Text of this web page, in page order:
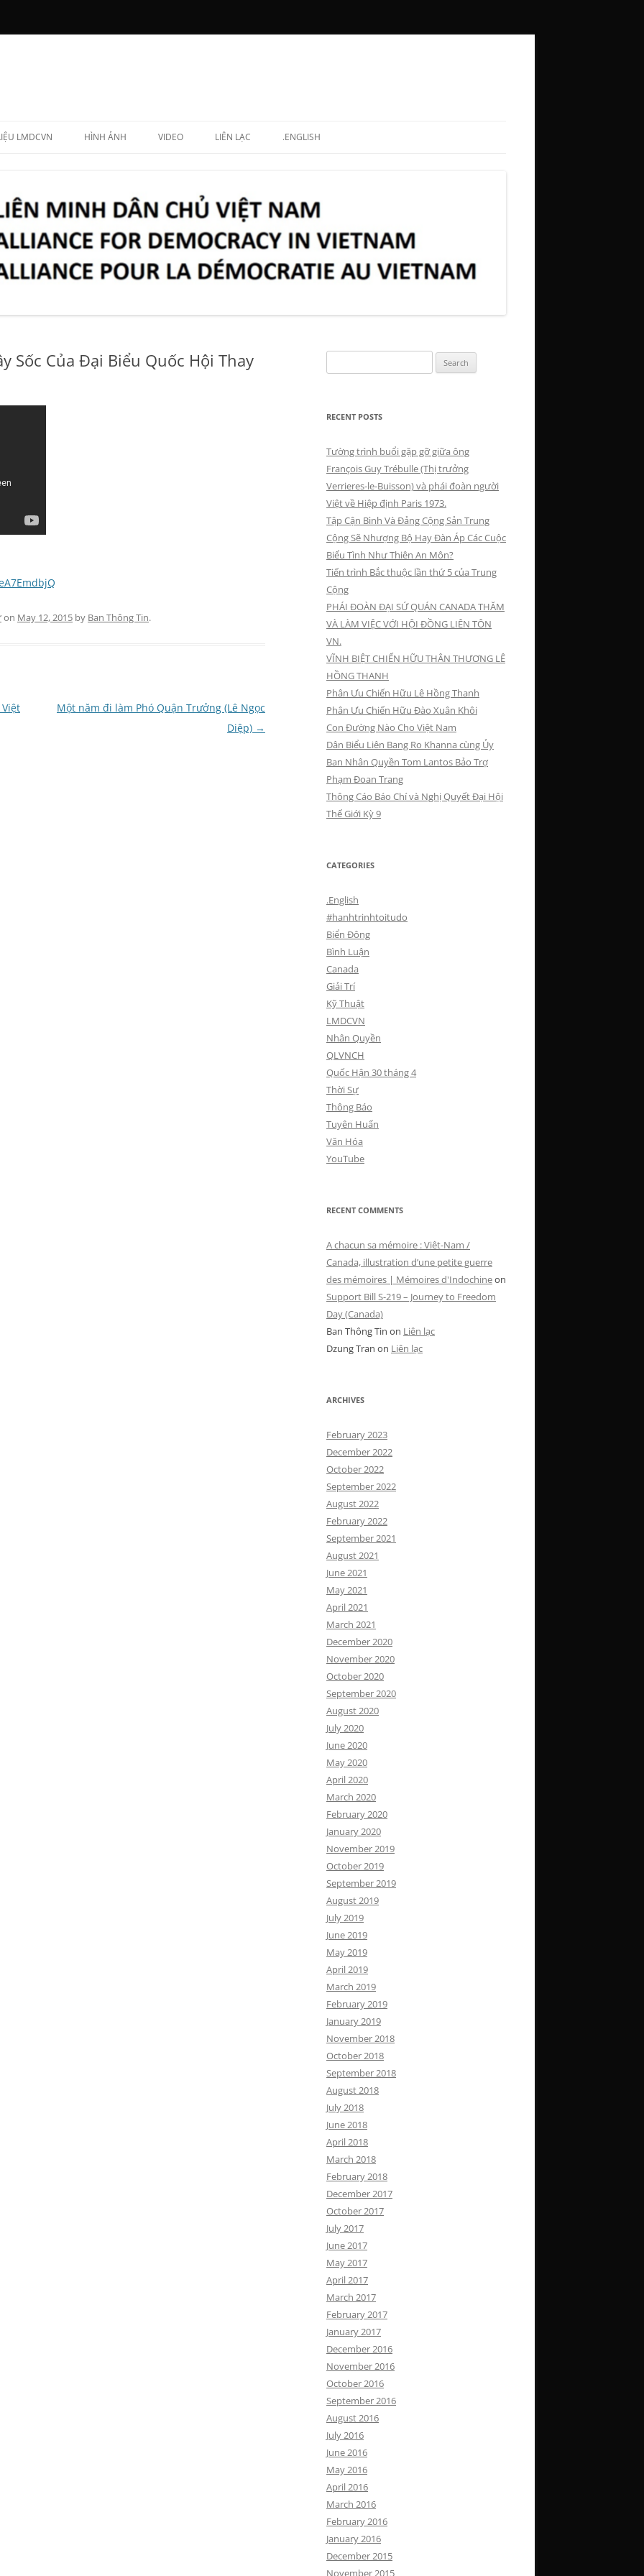
LMDCVN
LẬP VIÊN
HÌNH ẢNH VIDEO LIÊN LẠC .ENGLISH
Sốc Của Đại Biểu Quốc Hội Thay
on May 12, 2015 by Ban Thông Tin.
Một năm đi làm Phó Quận Trưởng (Lê Ngọc
Diệp) →
for:
RECENT POSTS
Tường trình buổi gặp gỡ giữa ông
François Guy Trébulle (Thị trưởng
Verrieres-le-Buisson) và phái đoàn người
Việt về Hiệp định Paris 1973.
Tập Cận Bình Và Đảng Cộng Sản Trung
Cộng Sẽ Nhượng Bộ Hay Đàn Áp Các Cuộc
Biểu Tình Như Thiên An Môn?
Tiến trình Bắc thuộc lần thứ 5 của Trung
Cộng
PHÁI ĐOÀN ĐẠI SỨ QUÁN CANADA THĂM
VÀ LÀM VIỆC VỚI HỘI ĐỒNG LIÊN TÔN
VN.
VĨNH BIỆT CHIẾN HỮU THÂN THƯƠNG LÊ
HỒNG THANH
Phân Ưu Chiến Hữu Lê Hồng Thanh
Phân Ưu Chiến Hữu Đào Xuân Khôi
Con Đường Nào Cho Việt Nam
Dân Biểu Liên Bang Ro Khanna cùng Ủy
Ban Nhân Quyền Tom Lantos Bảo Trợ
Phạm Đoan Trang
Thông Cáo Báo Chí và Nghị Quyết Đại Hội
Thế Giới Kỳ 9
CATEGORIES
.English
#hanhtrinhtoitudo
Biển Đông
Bình Luận
Canada
Giải Trí
Kỹ Thuật
LMDCVN
Nhân Quyền
QLVNCH
Quốc Hận 30 tháng 4
Thời Sự
Thông Báo
Tuyên Huấn
Văn Hóa
YouTube
RECENT COMMENTS
A chacun sa mémoire : Viêt-Nam /
Canada, illustration d’une petite guerre
des mémoires | Mémoires d'Indochineon
Support Bill S-219 – Journey to Freedom
Day (Canada)
Ban Thông Tin on Liên lạc
Dzung Tran on Liên lạc
ARCHIVES
February 2023
December 2022
October 2022
September 2022
August 2022
February 2022
September 2021
August 2021
June 2021
May 2021
April 2021
March 2021
December 2020
November 2020
October 2020
September 2020
August 2020
July 2020
June 2020
May 2020
April 2020
March 2020
February 2020
January 2020
November 2019
October 2019
September 2019
August 2019
July 2019
June 2019
May 2019
April 2019
March 2019
February 2019
January 2019
November 2018
October 2018
September 2018
August 2018
July 2018
June 2018
April 2018
March 2018
February 2018
December 2017
October 2017
July 2017
June 2017
May 2017
April 2017
March 2017
February 2017
January 2017
December 2016
November 2016
October 2016
September 2016
August 2016
July 2016
June 2016
May 2016
April 2016
March 2016
February 2016
January 2016
December 2015
November 2015